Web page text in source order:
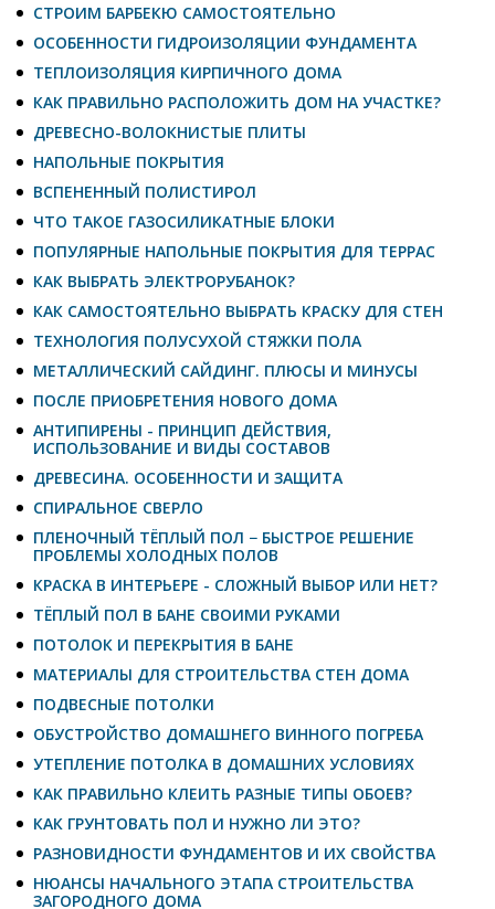
СТРОИМ БАРБЕКЮ САМОСТОЯТЕЛЬНО
ОСОБЕННОСТИ ГИДРОИЗОЛЯЦИИ ФУНДАМЕНТА
ТЕПЛОИЗОЛЯЦИЯ КИРПИЧНОГО ДОМА
КАК ПРАВИЛЬНО РАСПОЛОЖИТЬ ДОМ НА УЧАСТКЕ?
ДРЕВЕСНО-ВОЛОКНИСТЫЕ ПЛИТЫ
НАПОЛЬНЫЕ ПОКРЫТИЯ
ВСПЕНЕННЫЙ ПОЛИСТИРОЛ
ЧТО ТАКОЕ ГАЗОСИЛИКАТНЫЕ БЛОКИ
ПОПУЛЯРНЫЕ НАПОЛЬНЫЕ ПОКРЫТИЯ ДЛЯ ТЕРРАС
КАК ВЫБРАТЬ ЭЛЕКТРОРУБАНОК?
КАК САМОСТОЯТЕЛЬНО ВЫБРАТЬ КРАСКУ ДЛЯ СТЕН
ТЕХНОЛОГИЯ ПОЛУСУХОЙ СТЯЖКИ ПОЛА
МЕТАЛЛИЧЕСКИЙ САЙДИНГ. ПЛЮСЫ И МИНУСЫ
ПОСЛЕ ПРИОБРЕТЕНИЯ НОВОГО ДОМА
АНТИПИРЕНЫ - ПРИНЦИП ДЕЙСТВИЯ,
ИСПОЛЬЗОВАНИЕ И ВИДЫ СОСТАВОВ
ДРЕВЕСИНА. ОСОБЕННОСТИ И ЗАЩИТА
СПИРАЛЬНОЕ СВЕРЛО
ПЛЕНОЧНЫЙ ТЁПЛЫЙ ПОЛ − БЫСТРОЕ РЕШЕНИЕ
ПРОБЛЕМЫ ХОЛОДНЫХ ПОЛОВ
КРАСКА В ИНТЕРЬЕРЕ - СЛОЖНЫЙ ВЫБОР ИЛИ НЕТ?
ТЁПЛЫЙ ПОЛ В БАНЕ СВОИМИ РУКАМИ
ПОТОЛОК И ПЕРЕКРЫТИЯ В БАНЕ
МАТЕРИАЛЫ ДЛЯ СТРОИТЕЛЬСТВА СТЕН ДОМА
ПОДВЕСНЫЕ ПОТОЛКИ
ОБУСТРОЙСТВО ДОМАШНЕГО ВИННОГО ПОГРЕБА
УТЕПЛЕНИЕ ПОТОЛКА В ДОМАШНИХ УСЛОВИЯХ
КАК ПРАВИЛЬНО КЛЕИТЬ РАЗНЫЕ ТИПЫ ОБОЕВ?
КАК ГРУНТОВАТЬ ПОЛ И НУЖНО ЛИ ЭТО?
РАЗНОВИДНОСТИ ФУНДАМЕНТОВ И ИХ СВОЙСТВА
НЮАНСЫ НАЧАЛЬНОГО ЭТАПА СТРОИТЕЛЬСТВА
ЗАГОРОДНОГО ДОМА